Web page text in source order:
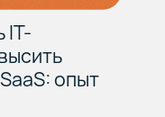
IT-
опыт